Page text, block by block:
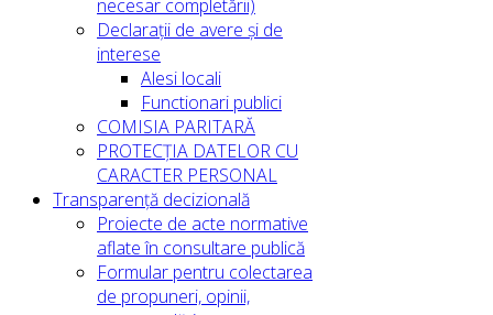
necesar completării)
Declarații de avere și de
interese
Alesi locali
Functionari publici
COMISIA PARITARĂ
PROTECȚIA DATELOR CU
CARACTER PERSONAL
Transparență decizională
Proiecte de acte normative
aflate în consultare publică
Formular pentru colectarea
de propuneri, opinii,